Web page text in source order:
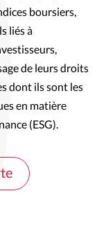
boursiers,
liés à
de leurs droits
dont ils sont les
en matière
(ESG).